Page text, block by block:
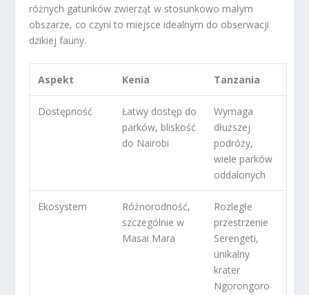
różnych gatunków zwierząt w stosunkowo małym
obszarze, co czyni to miejsce idealnym do obserwacji
dzikiej fauny.
Aspekt Kenia Tanzania
Dostępność
Łatwy dostęp do
parków, bliskość
do Nairobi
Wymaga
dłuższej
podróży,
wiele parków
oddalonych
Ekosystem
Różnorodność,
szczególnie w
Masai Mara
Rozległe
przestrzenie
Serengeti,
unikalny
krater
Ngorongoro